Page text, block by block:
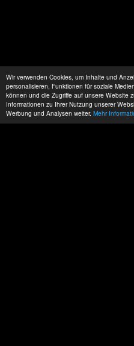
Wir verwenden Cookies, um Inhalte und
personalisieren, Funktionen für soziale
können und die Zugriffe auf unsere Website
Informationen zu Ihrer Nutzung unserer
Werbung und Analysen weiter. Mehr